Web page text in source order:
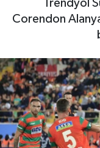
Trendyol
Corendon
Gizlilik
Gündem
Politika